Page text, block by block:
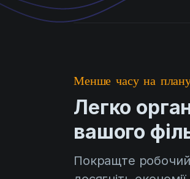
Менше часу на
Легко
вашого
Покращте